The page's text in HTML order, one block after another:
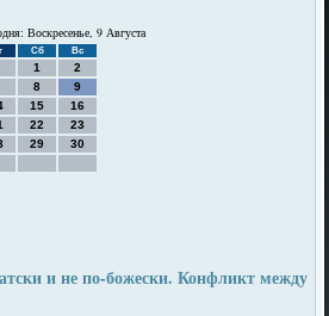
Воскресенье, 9 Августа
Сб Вс
1
2
8
9
15
16
22
23
29
30
и не по-божески. Конфликт между